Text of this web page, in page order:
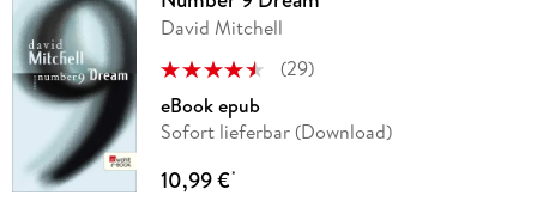
David Mitchell
(29)
eBook epub
Sofort lieferbar (Download)
10,99 €*